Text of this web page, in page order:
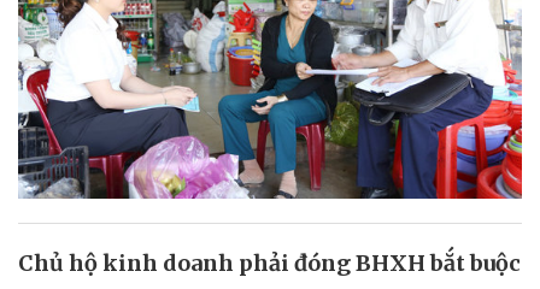
Chủ hộ kinh doanh phải đóng BHXH bắt buộc